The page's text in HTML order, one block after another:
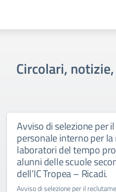
Circolari,
Avviso di selezione per
personale interno per
laboratori del tempo
alunni delle scuole
dell’IC Tropea – Ricadi.
Avviso di selezione per il